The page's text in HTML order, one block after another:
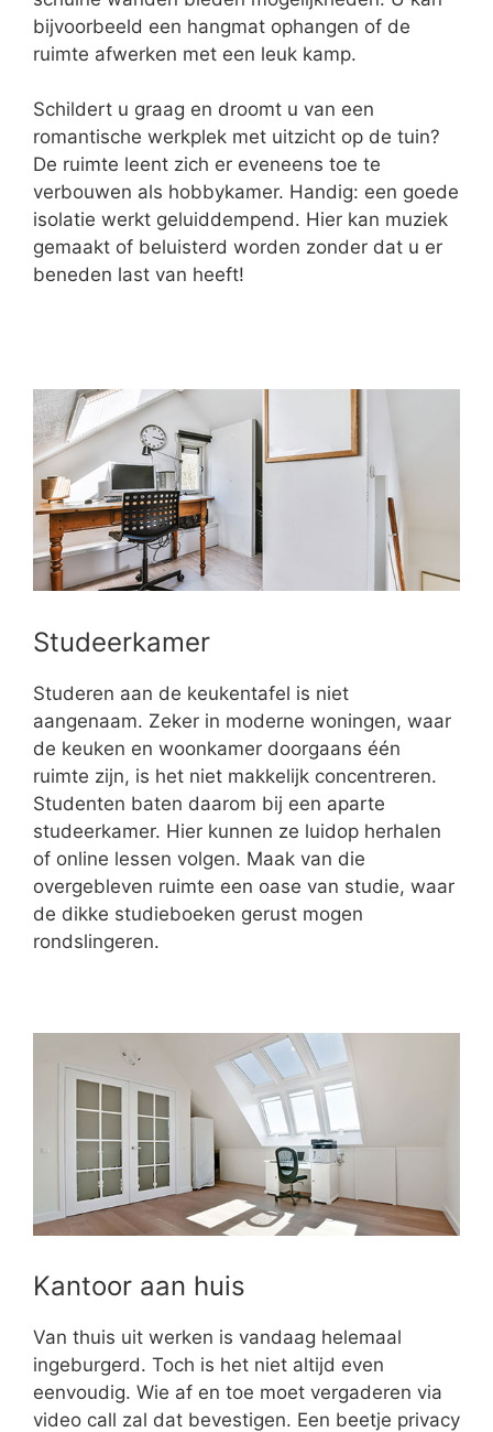
bijvoorbeeld een hangmat ophangen of de
ruimte afwerken met een leuk kamp.
Schildert u graag en droomt u van een
romantische werkplek met uitzicht op de tuin?
De ruimte leent zich er eveneens toe te
verbouwen als hobbykamer. Handig: een goede
isolatie werkt geluiddempend. Hier kan muziek
gemaakt of beluisterd worden zonder dat u er
beneden last van heeft!
Studeerkamer
Studeren aan de keukentafel is niet
aangenaam. Zeker in moderne woningen, waar
de keuken en woonkamer doorgaans één
ruimte zijn, is het niet makkelijk concentreren.
Studenten baten daarom bij een aparte
studeerkamer. Hier kunnen ze luidop herhalen
of online lessen volgen. Maak van die
overgebleven ruimte een oase van studie, waar
de dikke studieboeken gerust mogen
rondslingeren.
Kantoor aan huis
Van thuis uit werken is vandaag helemaal
ingeburgerd. Toch is het niet altijd even
eenvoudig. Wie af en toe moet vergaderen via
video call zal dat bevestigen. Een beetje privacy